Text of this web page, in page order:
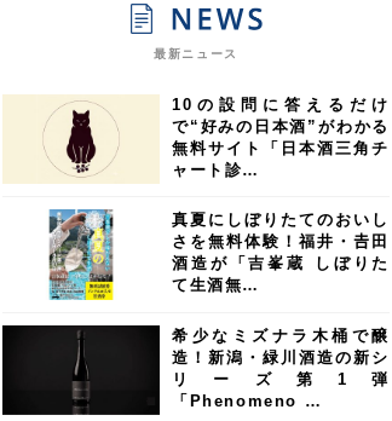
オピニオンリーダーの視点 9
奈良県 滋賀県 7 和歌山県 6
富山県 6 フランス 6 高知県 5 島根県 5
4 アメリカ 4 神奈川県 4
4 三重県 大阪府 3
オーストラリア 台湾 2 アジア 2
SAKEの時代を生きる 静岡県 1 長崎県
最新ニュース
10の設問に答えるだけ
で“好みの日本酒”がわかる
無料サイト「日本酒三角チ
ャート診…
真夏にしぼりたてのおいし
さを無料体験！福井・𠮷田
酒造が「吉峯蔵 しぼりた
て生酒無…
希少なミズナラ木桶で醸
造！新潟・緑川酒造の新シ
リーズ第1弾
「Phenomeno …